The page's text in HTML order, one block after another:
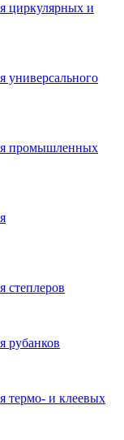
циркулярных и
универсального
промышленных
степлеров
рубанков
термо- и клеевых